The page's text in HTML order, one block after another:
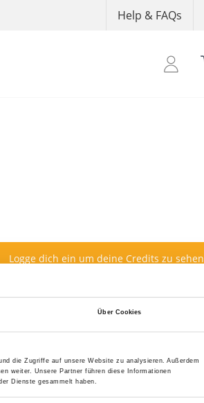
Über Cookies
die Zugriffe auf unsere Website zu analysieren. Außerdem
weiter. Unsere Partner führen diese Informationen
Dienste gesammelt haben.
Help & FAQs
Logge dich ein um deine Credits zu sehen